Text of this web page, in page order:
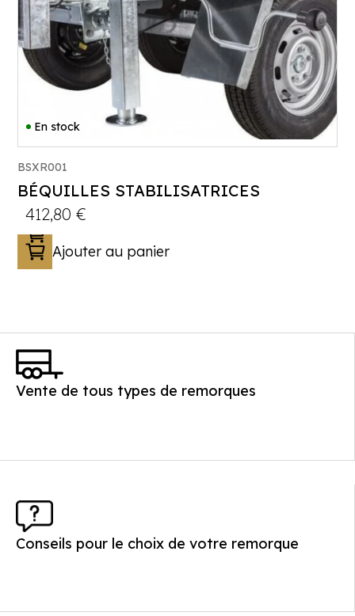
En stock
BSXR001
BÉQUILLES STABILISATRICES
412,80€
Ajouter au panier
Vente de tous types de remorques
Conseils pour le choix de votre remorque